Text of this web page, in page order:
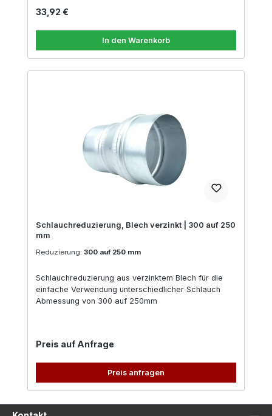
Regulärer Preis:
33,92 €
In den Warenkorb
Schlauchreduzierung, Blech verzinkt | 300 auf 250
mm
Reduzierung: 300 auf 250 mm
Schlauchreduzierung aus verzinktem Blech für die
einfache Verwendung unterschiedlicher Schlauch
Abmessung von 300 auf 250mm
Regulärer Preis:
Preis auf Anfrage
Preis anfragen